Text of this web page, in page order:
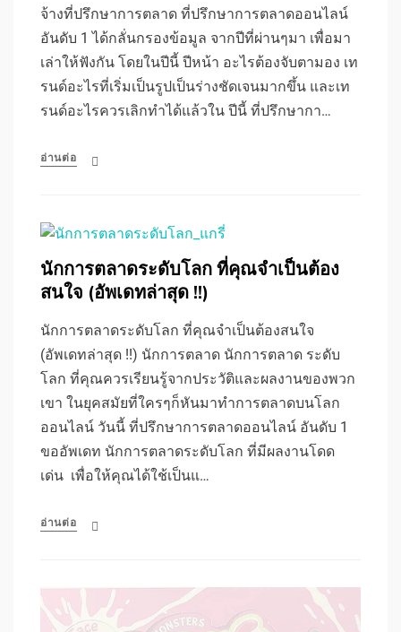
จ้างที่ปรึกษาการตลาด ที่ปรึกษาการตลาดออนไลน์
อันดับ 1 ได้กลั่นกรองข้อมูล จากปีที่ผ่านๆมา เพื่อมา
เล่าให้ฟังกัน โดยในปีนี้ ปีหน้า อะไรต้องจับตามอง เท
รนด์อะไรที่เริ่มเป็นรูปเป็นร่างชัดเจนมากขึ้น และเท
รนด์อะไรควรเลิกทำได้แล้วใน ปีนี้ ที่ปรึกษากา…
อ่านต่อ
นักการตลาดระดับโลก ที่คุณจำเป็นต้อง
สนใจ (อัพเดทล่าสุด !!)
นักการตลาดระดับโลก ที่คุณจำเป็นต้องสนใจ
(อัพเดทล่าสุด !!) นักการตลาด นักการตลาด ระดับ
โลก ที่คุณควรเรียนรู้จากประวัติและผลงานของพวก
เขา ในยุคสมัยที่ใครๆก็หันมาทำการตลาดบนโลก
ออนไลน์ วันนี้ ที่ปรึกษาการตลาดออนไลน์ อันดับ 1
ขออัพเดท นักการตลาดระดับโลก ที่มีผลงานโดด
เด่น เพื่อให้คุณได้ใช้เป็นแ…
อ่านต่อ